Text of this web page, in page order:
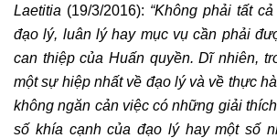
Laetitia (19/3/2016): “Không phải tất
đạo lý, luân lý hay mục vụ cần phải
can thiệp của Huấn quyền. Dĩ nhiên,
một sự hiệp nhất về đạo lý và về thực
không ngăn cản việc có những giải
số khía cạnh của đạo lý hay một số